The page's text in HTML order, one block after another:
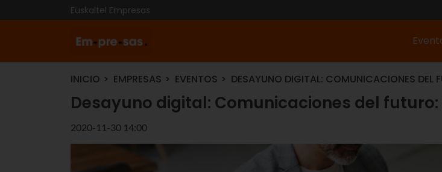
Euskaltel Empresas
INICIO EMPRESAS EVENTOS DESAYUNO DIGITAL: COMUNICACIONES DEL
Desayuno digital: Comunicaciones del futuro:
2020-11-30 14:00